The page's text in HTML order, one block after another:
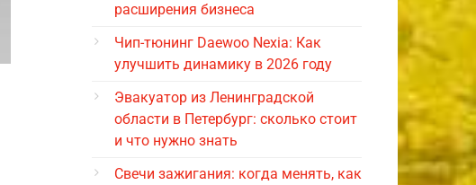
расширения бизнеса
Чип-тюнинг Daewoo Nexia: Как
улучшить динамику в 2026 году
Эвакуатор из Ленинградской
области в Петербург: сколько стоит
и что нужно знать
Свечи зажигания: когда менять, как